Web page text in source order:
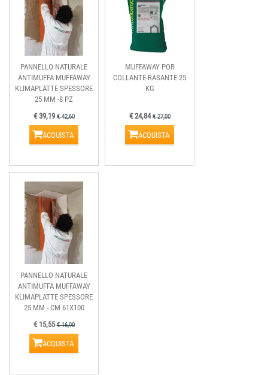
PANNELLO NATURALE
ANTIMUFFA MUFFAWAY
KLIMAPLATTE SPESSORE
25 MM -8 PZ
€ 39,19€ 42,60
ACQUISTA
MUFFAWAY POR
COLLANTE-RASANTE 25
KG
€ 24,84€ 27,00
ACQUISTA
PANNELLO NATURALE
ANTIMUFFA MUFFAWAY
KLIMAPLATTE SPESSORE
25 MM - CM 61X100
€ 15,55€ 16,90
ACQUISTA